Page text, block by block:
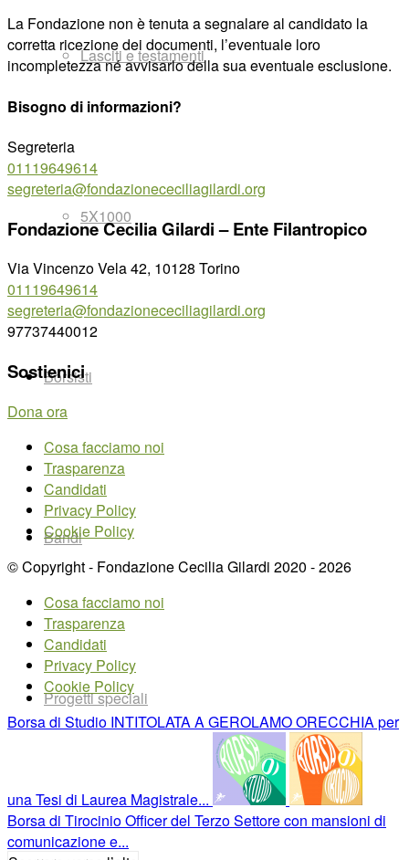
Lasciti e testamenti
5X1000
Borsisti
Bandi
Progetti speciali
La Fondazione non è tenuta a segnalare al candidato la
corretta ricezione dei documenti, l’eventuale loro
incompletezza né avvisarlo della sua eventuale esclusione.
Bisogno di informazioni?
Segreteria
01119649614
segreteria@fondazionececiliagilardi.org
Fondazione Cecilia Gilardi – Ente Filantropico
Via Vincenzo Vela 42, 10128 Torino
01119649614
segreteria@fondazionececiliagilardi.org
97737440012
Sostienici
Dona ora
Cosa facciamo noi
Trasparenza
Candidati
Privacy Policy
Cookie Policy
© Copyright - Fondazione Cecilia Gilardi 2020 - 2026
Cosa facciamo noi
Trasparenza
Candidati
Privacy Policy
Cookie Policy
Borsa di Studio INTITOLATA A GEROLAMO ORECCHIA per
una Tesi di Laurea Magistrale...
Borsa di Tirocinio Officer del Terzo Settore con mansioni di
comunicazione e...